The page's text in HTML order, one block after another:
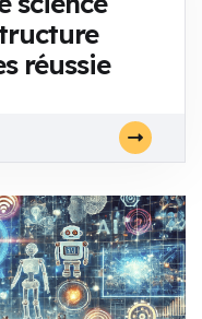
réussie